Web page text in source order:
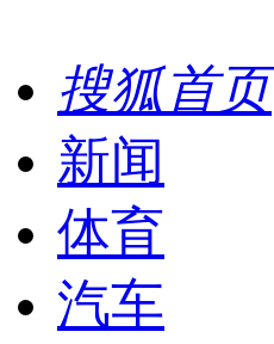
搜狐首页
新闻
体育
汽车